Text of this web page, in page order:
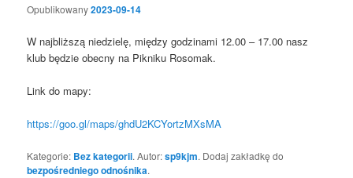
Opublikowany2023-09-14
W najbliższą niedzielę, między godzinami 12.00 – 17.00 nasz
klub będzie obecny na Pikniku Rosomak.
Link do mapy:
https://goo.gl/maps/ghdU2KCYortzMXsMA
Kategorie: Bez kategorii. Autor:sp9kjm. Dodaj zakładkę do
bezpośredniego odnośnika.